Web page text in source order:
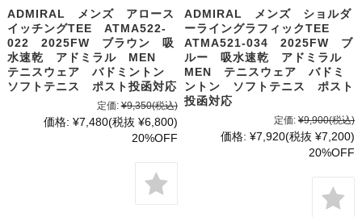
ADMIRAL メンズ アロース
イッチングTEE ATMA522-
022 2025FW ブラウン 吸
水速乾 アドミラル MEN
テニスウェア バドミントン
ソフトテニス ポスト投函対応
定価: ¥9,350(税込)
価格: ¥7,480(税抜 ¥6,800)
20%OFF
ADMIRAL メンズ ショルダ
ーライングラフィックTEE
ATMA521-034 2025FW ブ
ルー 吸水速乾 アドミラル
MEN テニスウェア バドミ
ントン ソフトテニス ポスト
投函対応
定価: ¥9,900(税込)
価格: ¥7,920(税抜 ¥7,200)
20%OFF